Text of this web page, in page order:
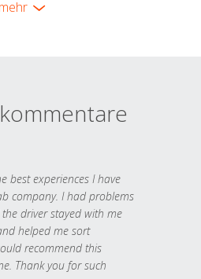
mehr
best experiences I have
company. I had problems
driver stayed with me
helped me sort
recommend this
Thank you for such